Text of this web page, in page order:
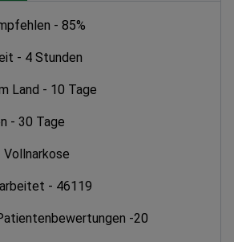
- 85%
- 4 Stunden
Land - 10 Tage
- 30 Tage
Vollnarkose
- 46119
-20